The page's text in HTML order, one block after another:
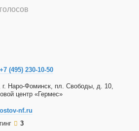
+7 (495) 230-10-50
Наро-Фоминск, пл. Свободы, д. 10,
центр «Гермес»
ostov-nf.ru
3